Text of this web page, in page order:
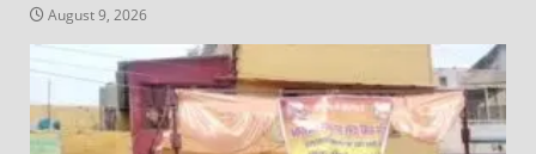
August 9, 2026